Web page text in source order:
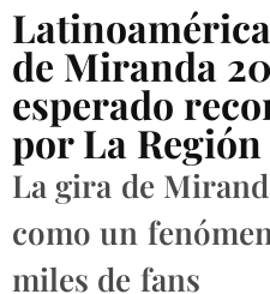
de Miranda
esperado
por La Región
La gira de
como un
miles de fans